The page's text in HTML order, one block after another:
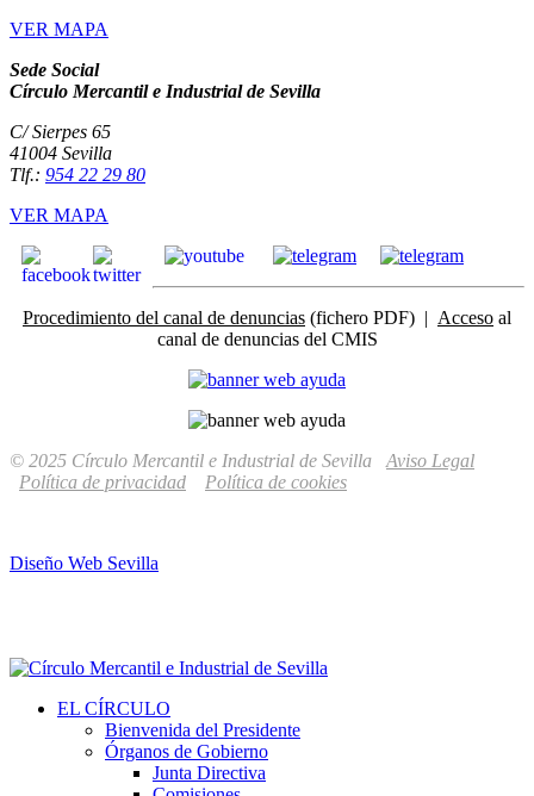
VER MAPA
Sede Social
Círculo Mercantil e Industrial de Sevilla
C/ Sierpes 65
41004 Sevilla
Tlf.: 954 22 29 80
VER MAPA
Procedimiento del canal de denuncias (fichero PDF) | Acceso al
canal de denuncias del CMIS
© 2025 Círculo Mercantil e Industrial de Sevilla Aviso Legal
Política de privacidad
Política de cookies
Diseño Web Sevilla
EL CÍRCULO
Bienvenida del Presidente
Órganos de Gobierno
Junta Directiva